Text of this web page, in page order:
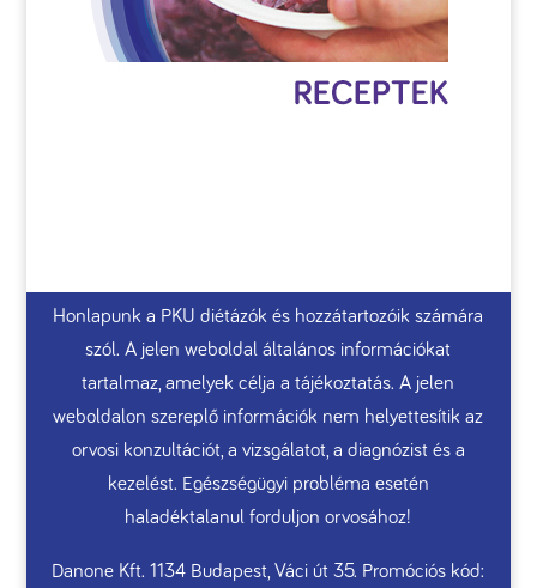
Honlapunk a PKU diétázók és hozzátartozóik számára
szól. A jelen weboldal általános információkat
tartalmaz, amelyek célja a tájékoztatás. A jelen
weboldalon szereplő információk nem helyettesítik az
orvosi konzultációt, a vizsgálatot, a diagnózist és a
kezelést. Egészségügyi probléma esetén
haladéktalanul forduljon orvosához!
Danone Kft. 1134 Budapest, Váci út 35. Promóciós kód: